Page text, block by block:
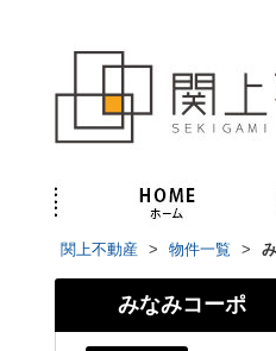
関上不動産 > 物件一覧 >
みなみコーポ